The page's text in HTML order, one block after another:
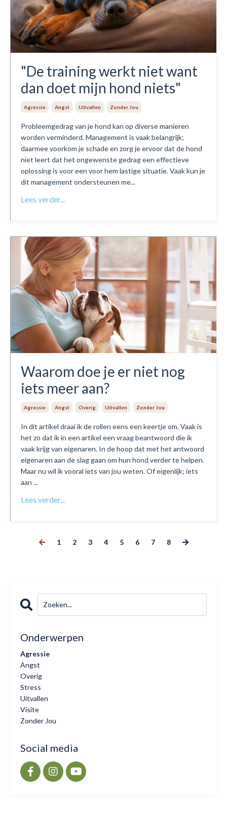
"De training werkt niet want
dan doet mijn hond niets"
Agressie Angst Uitvallen Zonder Jou
Probleemgedrag van je hond kan op diverse manieren
worden verminderd. Management is vaak belangrijk;
daarmee voorkom je schade en zorg je ervoor dat de hond
niet leert dat het ongewenste gedrag een effectieve
oplossing is voor een voor hem lastige situatie. Vaak kun je
dit management ondersteunen me...
Lees verder...
Waarom doe je er niet nog
iets meer aan?
Agressie Angst Overig Uitvallen Zonder Jou
In dit artikel draai ik de rollen eens een keertje om. Vaak is
het zo dat ik in een artikel een vraag beantwoord die ik
vaak krijg van eigenaren. In de hoop dat met het antwoord
eigenaren aan de slag gaan om hun hond verder te helpen.
Maar nu wil ik vooral iets van jou weten. Of eigenlijk; iets
aan ...
Lees verder...
1 2 3 4 5 6 7 8
Onderwerpen
Agressie
Angst
Overig
Stress
Uitvallen
Visite
Zonder Jou
Social media